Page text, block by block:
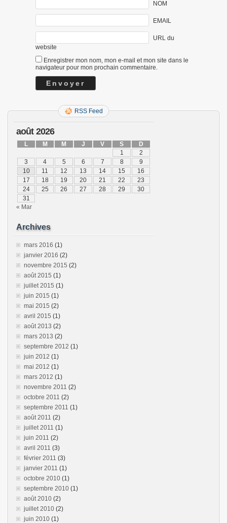
NOM
EMAIL
URL du
website
Enregistrer mon nom, mon e-mail et mon site dans le
navigateur pour mon prochain commentaire.
RSS Feed
août 2026
L M M J V S
D
1
2
3
4 5 6 7 8
9
10
11 12 13 14 15
16
17
18 19 20 21 22
23
24
25 26 27 28 29
30
31
« Mar
Archives
mars 2016 (1)
janvier 2016 (2)
novembre 2015 (2)
août 2015 (1)
juillet 2015 (1)
juin 2015 (1)
mai 2015 (2)
avril 2015 (1)
août 2013 (2)
mars 2013 (2)
septembre 2012 (1)
juin 2012 (1)
mai 2012 (1)
mars 2012 (1)
novembre 2011 (2)
octobre 2011 (2)
septembre 2011 (1)
août 2011 (2)
juillet 2011 (1)
juin 2011 (2)
avril 2011 (3)
février 2011 (3)
janvier 2011 (1)
octobre 2010 (1)
septembre 2010 (1)
août 2010 (2)
juillet 2010 (2)
juin 2010 (1)